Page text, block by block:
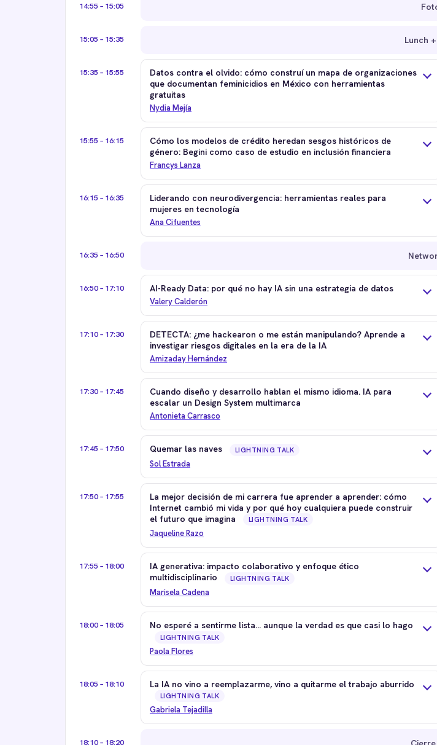
14:55 – 15:05
15:05 – 15:35 Lunch
15:35 – 15:55
Datos contra el olvido: cómo construí un mapa de organizaciones
que documentan feminicidios en México con herramientas
gratuitas
Nydia Mejía
15:55 – 16:15
Cómo los modelos de crédito heredan sesgos históricos de
género: Begini como caso de estudio en inclusión financiera
Francys Lanza
16:15 – 16:35
Liderando con neurodivergencia: herramientas reales para
mujeres en tecnología
Ana Cifuentes
16:35 – 16:50
16:50 – 17:10 AI-Ready Data: por qué no hay IA sin una estrategia de datos
Valery Calderón
17:10 – 17:30
DETECTA: ¿me hackearon o me están manipulando? Aprende a
investigar riesgos digitales en la era de la IA
Amizaday Hernández
17:30 – 17:45
Cuando diseño y desarrollo hablan el mismo idioma. IA para
escalar un Design System multimarca
Antonieta Carrasco
17:45 – 17:50 Quemar las naves LIGHTNING TALK
Sol Estrada
17:50 – 17:55
La mejor decisión de mi carrera fue aprender a aprender: cómo
Internet cambió mi vida y por qué hoy cualquiera puede construir
el futuro que imagina
LIGHTNING TALK
Jaqueline Razo
17:55 – 18:00
IA generativa: impacto colaborativo y enfoque ético
multidisciplinario
LIGHTNING TALK
Marisela Cadena
18:00 – 18:05 No esperé a sentirme lista... aunque la verdad es que casi lo hago
LIGHTNING TALK
Paola Flores
18:05 – 18:10 La IA no vino a reemplazarme, vino a quitarme el trabajo aburrido
LIGHTNING TALK
Gabriela Tejadilla
18:10 – 18:20